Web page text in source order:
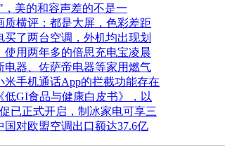
美的和容声差的不是一
质横评：都是大屏，色彩差距
买了两台空调，外机均出现划
使用两年多的倍思充电宝凌晨
电器、佐萨帝电器等家用燃气
米手机通话App的拦截功能存在
低GI食品与健康白皮书》，以
已正式开启，制冰家电可享三
国对欧盟空调出口额达37.6亿